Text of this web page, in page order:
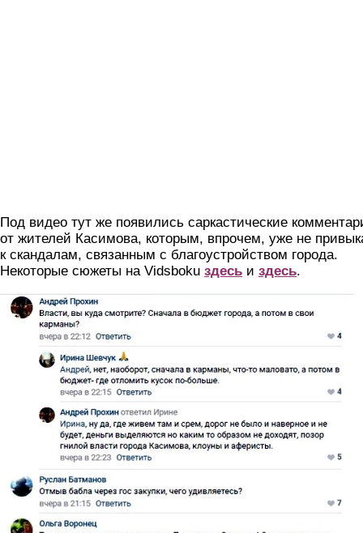
Под видео тут же появились саркастические
от жителей Касимова, которым, впрочем, уже не
к скандалам, связанным с благоустройством города.
Некоторые сюжеты на Vidsboku здесь и здесь.
hn8pnexlrh4.jpg